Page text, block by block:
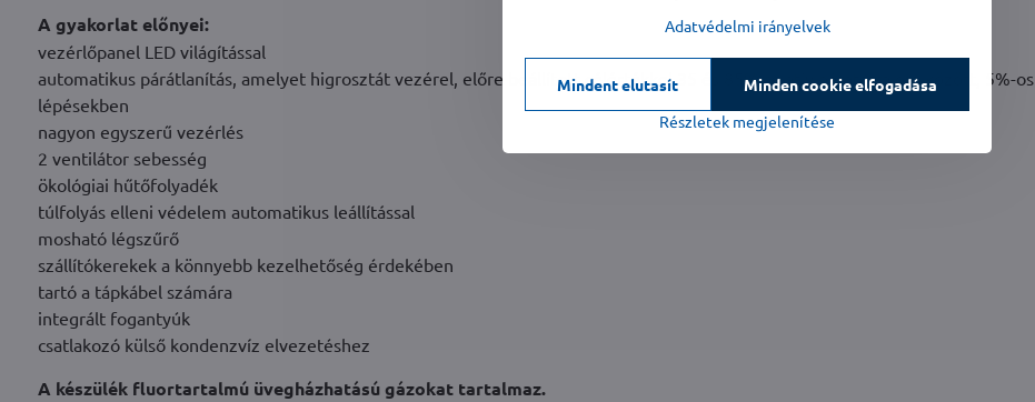
A gyakorlat előnyei:
vezérlőpanel LED világítással
automatikus párátlanítás, amelyet higrosztát vezérel, előre beállított célértékkel 35 és 85% relatív páratartalom között, 5%-os
lépésekben
nagyon egyszerű vezérlés
2 ventilátor sebesség
ökológiai hűtőfolyadék
túlfolyás elleni védelem automatikus leállítással
mosható légszűrő
szállítókerekek a könnyebb kezelhetőség érdekében
tartó a tápkábel számára
integrált fogantyúk
csatlakozó külső kondenzvíz elvezetéshez
A készülék fluortartalmú üvegházhatású gázokat tartalmaz.
Adatvédelmi irányelvek
Részletek megjelenítése
Minden cookie elfogadása
Mindent elutasít